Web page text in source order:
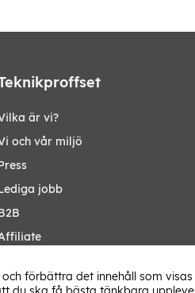
är vi?
och vår miljö
jobb
Ändra Land
förbättra det innehåll som